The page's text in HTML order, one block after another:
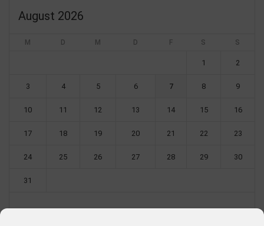
August 2026
M D M D F S S
1 2
3 4 5 6 7 8 9
10 11 12 13 14 15 16
17 18 19 20 21 22 23
24 25 26 27 28 29 30
31